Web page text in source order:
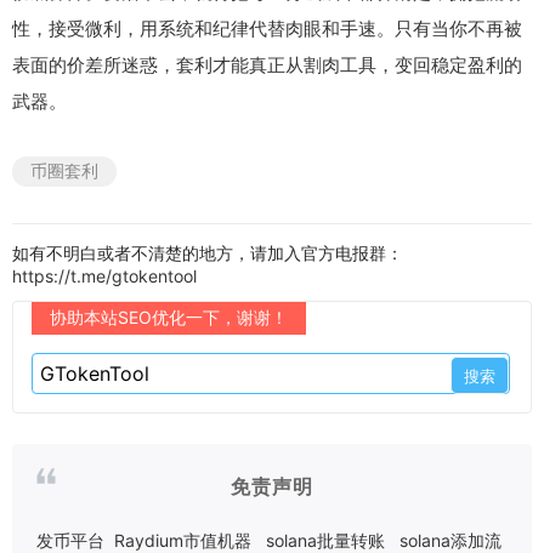
性，接受微利，用系统和纪律代替肉眼和手速。只有当你不再被
表面的价差所迷惑，套利才能真正从割肉工具，变回稳定盈利的
武器。
币圈套利
如有不明白或者不清楚的地方，请加入官方电报群：
https://t.me/gtokentool
协助本站SEO优化一下，谢谢！
免责声明
发币平台 Raydium市值机器 solana批量转账
solana添加流